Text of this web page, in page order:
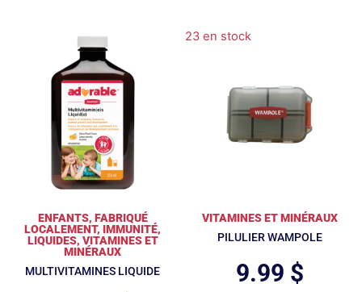
ENFANTS, FABRIQUÉ
LOCALEMENT, IMMUNITÉ,
LIQUIDES, VITAMINES ET
MINÉRAUX
MULTIVITAMINES LIQUIDE
23 en stock
VITAMINES ET MINÉRAUX
PILULIER WAMPOLE
9.99 $